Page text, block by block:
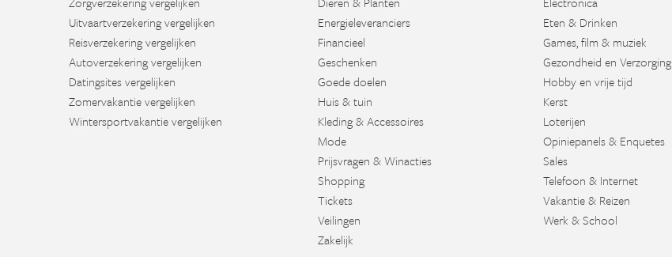
Uitvaartverzekering vergelijken
Reisverzekering vergelijken
Autoverzekering vergelijken
Datingsites vergelijken
Zomervakantie vergelijken
Wintersportvakantie vergelijken
Energieleveranciers
Financieel
Geschenken
Goede doelen
Huis & tuin
Kleding & Accessoires
Mode
Prijsvragen & Winacties
Shopping
Tickets
Veilingen
Zakelijk
Eten & Drinken
Games, film & muziek
Gezondheid en Verzorging
Hobby en vrije tijd
Kerst
Loterijen
Opiniepanels & Enquetes
Sales
Telefoon & Internet
Vakantie & Reizen
Werk & School